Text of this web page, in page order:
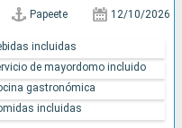
Papeete 12/10/2026
incluidas
de mayordomo incluido
gastronómica
incluidas